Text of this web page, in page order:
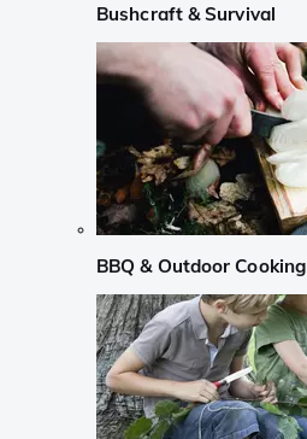
Bushcraft & Survival
BBQ & Outdoor Cooking